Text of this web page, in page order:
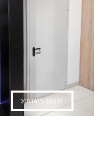
УЗНАТЬ ЦЕНУ